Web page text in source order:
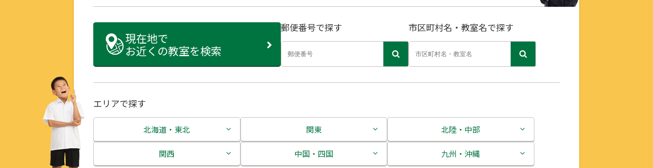
現在地で
お近くの教室を検索
郵便番号で探す 市区町村名・教室名で探す
エリアで探す
北海道・東北
北海道
関東
茨城県
北陸・中部
新潟県
関西 中国・四国 九州・沖縄